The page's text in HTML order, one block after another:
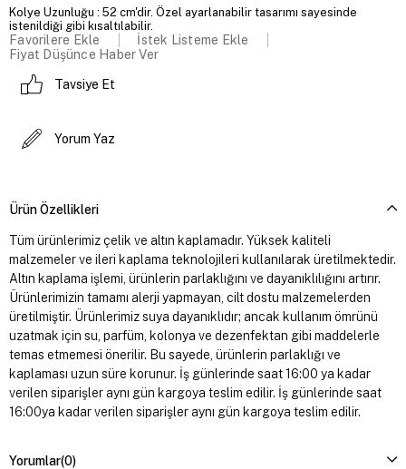
Kolye Uzunluğu : 52 cm'dir. Özel ayarlanabilir tasarımı sayesinde
istenildiği gibi kısaltılabilir.
Favorilere Ekle
İstek Listeme Ekle
Fiyat Düşünce Haber Ver
Tavsiye Et
Yorum Yaz
Ürün Özellikleri
Tüm ürünlerimiz çelik ve altın kaplamadır. Yüksek kaliteli
malzemeler ve ileri kaplama teknolojileri kullanılarak üretilmektedir.
Altın kaplama işlemi, ürünlerin parlaklığını ve dayanıklılığını artırır.
Ürünlerimizin tamamı alerji yapmayan, cilt dostu malzemelerden
üretilmiştir. Ürünlerimiz suya dayanıklıdır; ancak kullanım ömrünü
uzatmak için su, parfüm, kolonya ve dezenfektan gibi maddelerle
temas etmemesi önerilir. Bu sayede, ürünlerin parlaklığı ve
kaplaması uzun süre korunur. İş günlerinde saat 16:00 ya kadar
verilen siparişler aynı gün kargoya teslim edilir. İş günlerinde saat
16:00ya kadar verilen siparişler aynı gün kargoya teslim edilir.
Yorumlar(0)